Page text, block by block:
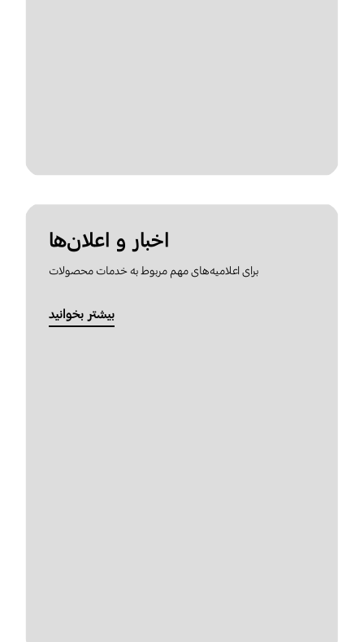
اخبار و اعلان‌ها
برای اعلامیه‌های مهم مربوط به خدمات محصولات
بیشتر بخوانید